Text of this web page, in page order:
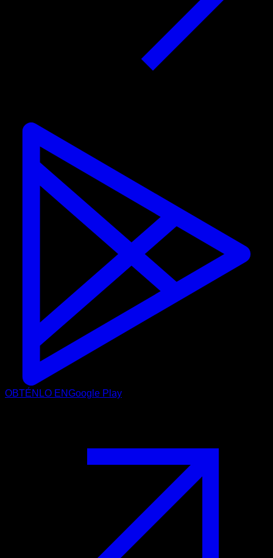
OBTÉNLO ENGoogle Play